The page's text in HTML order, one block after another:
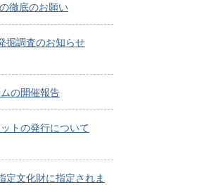
徹底のお願い
掘調査のお知らせ
の開催報告
トの発行について
定文化財に指定されま